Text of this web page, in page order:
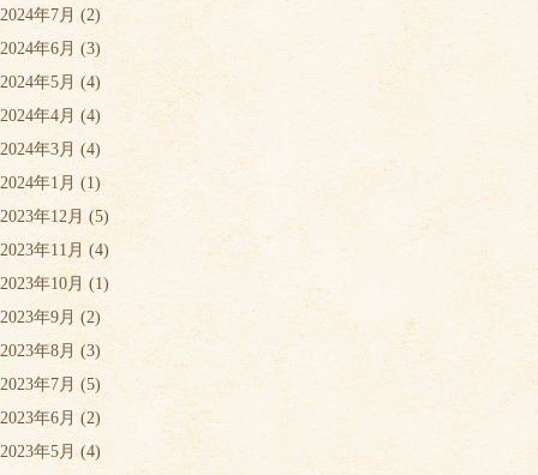
2024年7月 (2)
2024年6月 (3)
2024年5月(4)
2024年4月 (4)
2024年3月 (4)
2024年1月 (1)
2023年12月 (5)
2023年11月(4)
2023年10月(1)
2023年9月 (2)
2023年8月(3)
2023年7月 (5)
2023年6月(2)
2023年5月 (4)